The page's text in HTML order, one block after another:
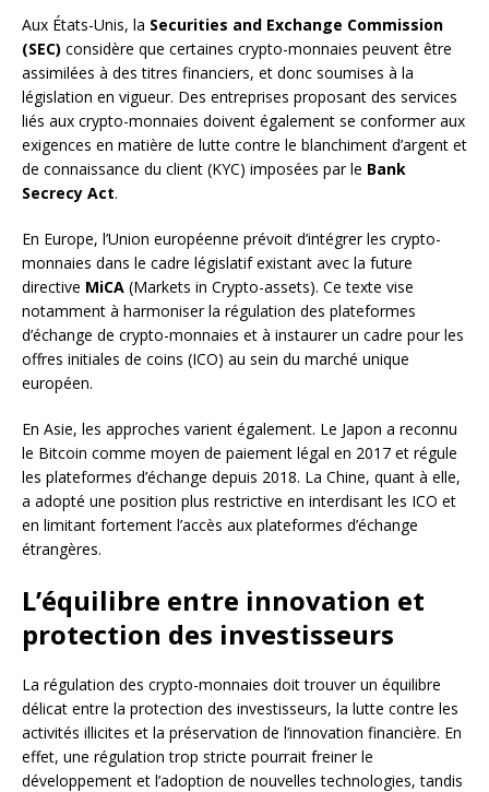
Aux États-Unis, la Securities and Exchange Commission
(SEC) considère que certaines crypto-monnaies peuvent être
assimilées à des titres financiers, et donc soumises à la
législation en vigueur. Des entreprises proposant des services
liés aux crypto-monnaies doivent également se conformer aux
exigences en matière de lutte contre le blanchiment d’argent et
de connaissance du client (KYC) imposées par le Bank
Secrecy Act.
En Europe, l’Union européenne prévoit d’intégrer les crypto-
monnaies dans le cadre législatif existant avec la future
directive MiCA (Markets in Crypto-assets). Ce texte vise
notamment à harmoniser la régulation des plateformes
d’échange de crypto-monnaies et à instaurer un cadre pour les
offres initiales de coins (ICO) au sein du marché unique
européen.
En Asie, les approches varient également. Le Japon a reconnu
le Bitcoin comme moyen de paiement légal en 2017 et régule
les plateformes d’échange depuis 2018. La Chine, quant à elle,
a adopté une position plus restrictive en interdisant les ICO et
en limitant fortement l’accès aux plateformes d’échange
étrangères.
L’équilibre entre innovation et
protection des investisseurs
La régulation des crypto-monnaies doit trouver un équilibre
délicat entre la protection des investisseurs, la lutte contre les
activités illicites et la préservation de l’innovation financière. En
effet, une régulation trop stricte pourrait freiner le
développement et l’adoption de nouvelles technologies, tandis